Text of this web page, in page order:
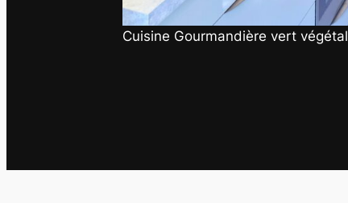
Cuisine Gourmandière vert végétal